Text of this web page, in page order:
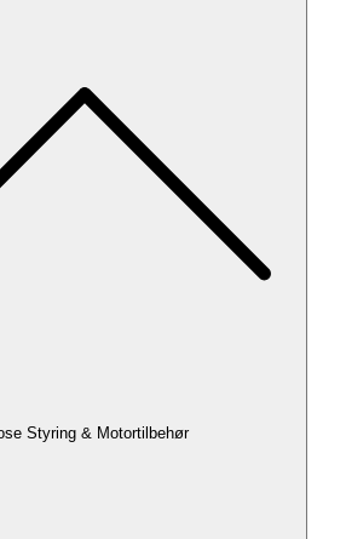
Styring & Motortilbehør